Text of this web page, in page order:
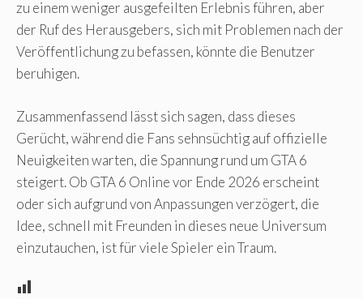
zu einem weniger ausgefeilten Erlebnis führen, aber
der Ruf des Herausgebers, sich mit Problemen nach der
Veröffentlichung zu befassen, könnte die Benutzer
beruhigen.
Zusammenfassend lässt sich sagen, dass dieses
Gerücht, während die Fans sehnsüchtig auf offizielle
Neuigkeiten warten, die Spannung rund um GTA 6
steigert. Ob GTA 6 Online vor Ende 2026 erscheint
oder sich aufgrund von Anpassungen verzögert, die
Idee, schnell mit Freunden in dieses neue Universum
einzutauchen, ist für viele Spieler ein Traum.